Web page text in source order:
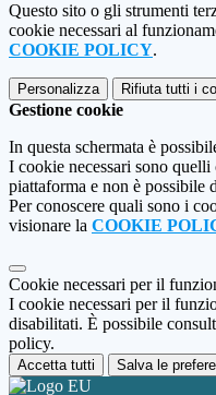
Questo sito o gli strumenti
cookie necessari al
COOKIE POLICY.
Personalizza Rifiuta tutti i
Gestione cookie
In questa schermata è
I cookie necessari sono
piattaforma e non è possibile
Per conoscere quali sono i
visionare la COOKIE
Cookie necessari per il
I cookie necessari per il
disabilitati. È possibile
policy.
Accetta tutti Salva le